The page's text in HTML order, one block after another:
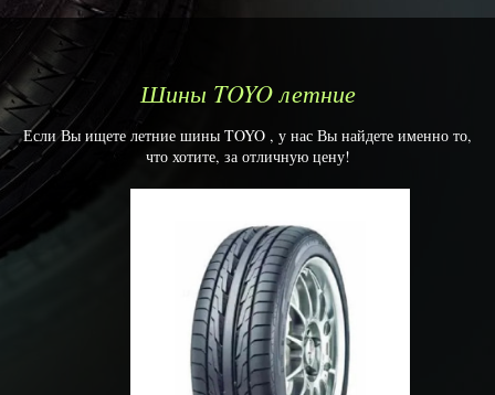
Шины TOYO летние
Если Вы ищете летние шины TOYO , у нас Вы найдете именно то,
что хотите, за отличную цену!